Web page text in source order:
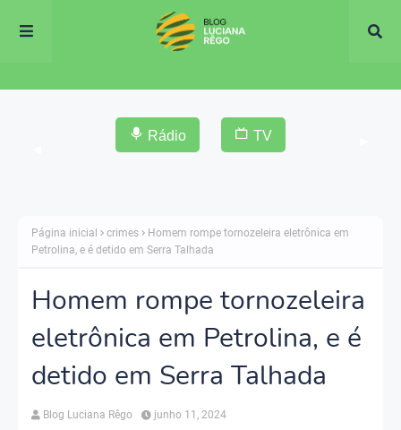
Rádio TV
Página inicial crimes
Homem rompe tornozeleira eletrônica em
Petrolina, e é detido em Serra Talhada
Homem rompe tornozeleira
eletrônica em Petrolina, e é
detido em Serra Talhada
Blog Luciana Rêgo junho 11, 2024